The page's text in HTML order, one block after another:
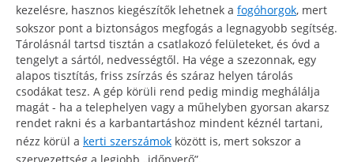
kezelésre, hasznos kiegészítők lehetnek a fogóhorgok, mert
sokszor pont a biztonságos megfogás a legnagyobb segítség.
Tárolásnál tartsd tisztán a csatlakozó felületeket, és óvd a
tengelyt a sártól, nedvességtől. Ha vége a szezonnak, egy
alapos tisztítás, friss zsírzás és száraz helyen tárolás
csodákat tesz. A gép körüli rend pedig mindig meghálálja
magát - ha a telephelyen vagy a műhelyben gyorsan akarsz
rendet rakni és a karbantartáshoz mindent kéznél tartani,
nézz körül a kerti szerszámok között is, mert sokszor a